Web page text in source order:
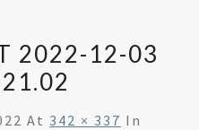
2022-12-03
At 342 × 337 In